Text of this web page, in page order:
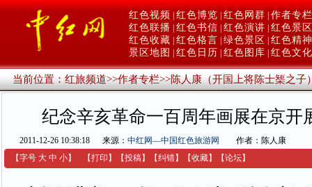
红色视频 红色博览 红色网群 作者专栏
红色联播 红色书信 红色演讲 红色景区
红色收藏 红色格言 绿色景区
红色精神
景区地图
红色日历 红色图库 红色文化
当前位置：红旅频道>>作者专栏>>陈人康（开国上将陈士榘之子
纪念辛亥革命一百周年画展在京开
2011-12-26 10:38:18 来源： 中红网—中国红色旅游网
作者：陈人康
【字号 大 中 小】 【打印 】 【投稿】 【纠错】 【收藏】 【论坛】